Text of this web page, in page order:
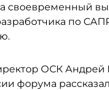
своевременный
по
ОСК Андрей
форума